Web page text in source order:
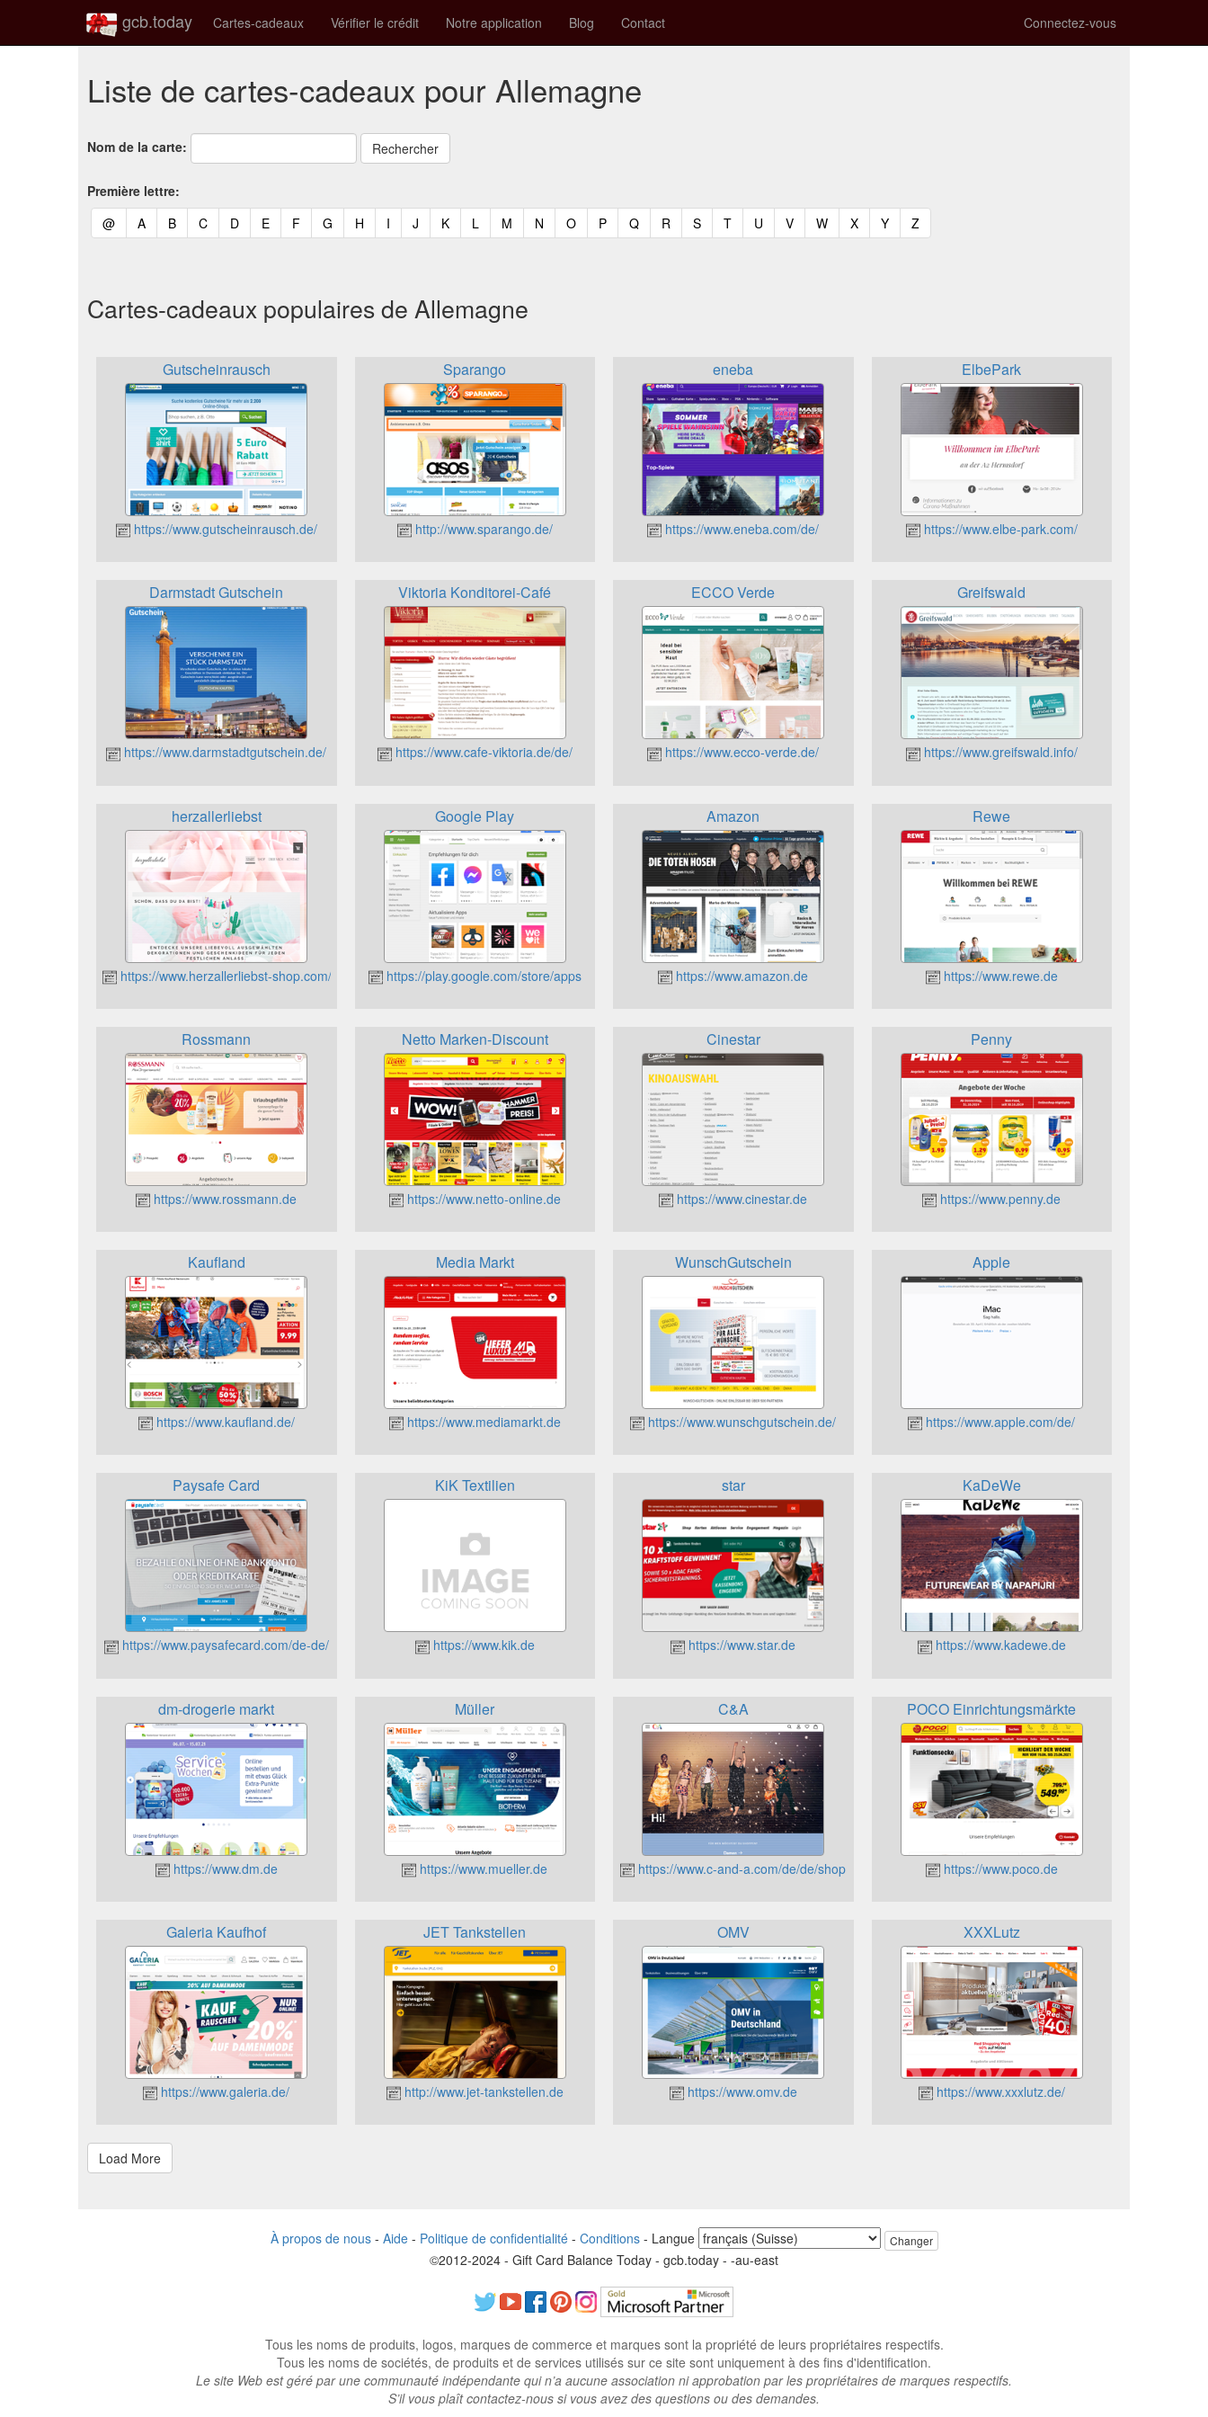
gcb.today Cartes-cadeaux Vérifier le crédit Notre application Blog Contact Connectez-vous
Liste de cartes-cadeaux pour Allemagne
Nom de la carte:
Première lettre:
@(current)
A(current)
B(current)
C(current)
D(current)
E(current)
F(current)
G (current)
H (current)
I (current)
J (current)
K(current)
L (current)
M (current)
N (current)
O(current)
P(current)
Q(current)
R (current)
S(current)
T(current)
U (current)
V(current)
W(current)
X(current)
Y(current)
Z(current)
Cartes-cadeaux populaires de Allemagne
Gutscheinrausch
https://www.gutscheinrausch.de/
Sparango
http://www.sparango.de/
eneba
https://www.eneba.com/de/
ElbePark
https://www.elbe-park.com/
Darmstadt Gutschein
https://www.darmstadtgutschein.de/
Viktoria Konditorei-Café
https://www.cafe-viktoria.de/de/
ECCO Verde
https://www.ecco-verde.de/
Greifswald
https://www.greifswald.info/
herzallerliebst
https://www.herzallerliebst-shop.com/
Google Play
https://play.google.com/store/apps
Amazon
https://www.amazon.de
Rewe
https://www.rewe.de
Rossmann
https://www.rossmann.de
Netto Marken-Discount
https://www.netto-online.de
Cinestar
https://www.cinestar.de
Penny
https://www.penny.de
Kaufland
https://www.kaufland.de/
Media Markt
https://www.mediamarkt.de
WunschGutschein
https://www.wunschgutschein.de/
Apple
https://www.apple.com/de/
Paysafe Card
https://www.paysafecard.com/de-de/
KiK Textilien
https://www.kik.de
star
https://www.star.de
KaDeWe
https://www.kadewe.de
dm-drogerie markt
https://www.dm.de
Müller
https://www.mueller.de
C&A
https://www.c-and-a.com/de/de/shop
POCO Einrichtungsmärkte
https://www.poco.de
Galeria Kaufhof
https://www.galeria.de/
JET Tankstellen
http://www.jet-tankstellen.de
OMV
https://www.omv.de
XXXLutz
https://www.xxxlutz.de/
À propos de nous- Aide- Politique de confidentialité- Conditions- Langue Changer
©2012-2024 - Gift Card Balance Today - gcb.today - -au-east
Tous les noms de produits, logos, marques de commerce et marques sont la propriété de leurs propriétaires respectifs.
Tous les noms de sociétés, de produits et de services utilisés sur ce site sont uniquement à des fins d'identification.
Le site Web est géré par une communauté indépendante qui n’a aucune association ni approbation par les propriétaires de marques respectifs.
S’il vous plaît contactez-nous si vous avez des questions ou des demandes.